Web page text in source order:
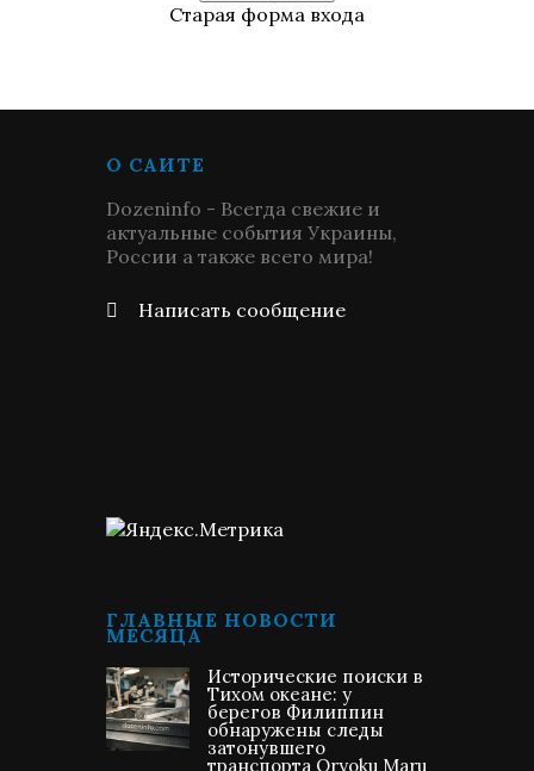
Старая форма входа
О САЙТЕ
Dozeninfo - Всегда свежие и
актуальные события Украины,
России а также всего мира!
Написать сообщение
ГЛАВНЫЕ НОВОСТИ
МЕСЯЦА
Исторические поиски в
Тихом океане: у
берегов Филиппин
обнаружены следы
затонувшего
транспорта Oryoku Maru